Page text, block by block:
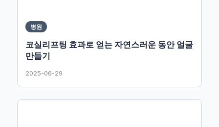
병원
코실리프팅 효과로 얻는 자연스러운 동안 얼굴
만들기
2025-06-29